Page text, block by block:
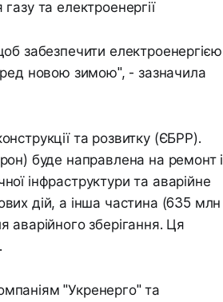
забезпечити електроенергією
новою зимою", - зазначила
та розвитку (ЄБРР).
буде направлена на ремонт і
інфраструктури та аварійне
дій, а інша частина (635 млн
аварійного зберігання. Ця
"Укренерго" та